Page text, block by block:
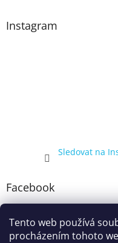
Tento web používá
procházením tohoto
Instagram
Sledovat na
Facebook